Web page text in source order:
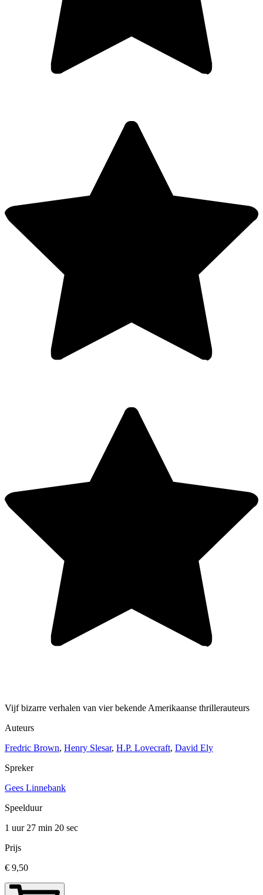
Vijf bizarre verhalen van vier bekende Amerikaanse thrillerauteurs
Auteurs
Fredric Brown, Henry Slesar, H.P. Lovecraft, David Ely
Spreker
Gees Linnebank
Speelduur
1 uur 27 min 20 sec
Prijs
€ 9,50